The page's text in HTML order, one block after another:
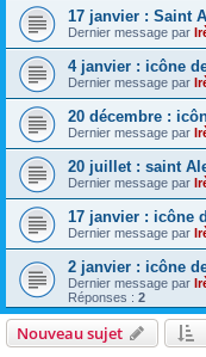
17 janvier : Saint
Dernier message par
4 janvier : icône
Dernier message par
20 décembre :
Dernier message par
20 juillet : saint
Dernier message par
17 janvier : icône
Dernier message par
2 janvier : icône
Dernier message par
Réponses : 2
Nouveau sujet